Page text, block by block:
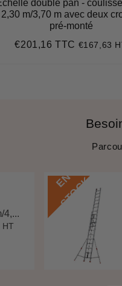
double pan -
m/3,70 m avec deux
pré-monté
Prix
€201,16 TTC €201,16
€167,63
4,...
E
N
S
T
O
C
K